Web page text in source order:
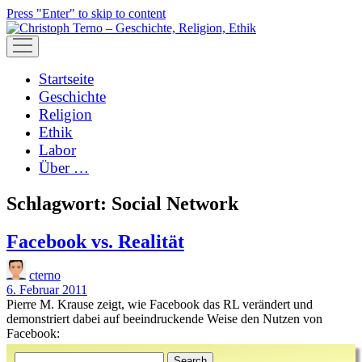
Press "Enter" to skip to content
open
menu
Startseite
Geschichte
Religion
Ethik
Labor
Über …
Schlagwort: Social Network
Facebook vs. Realität
cterno
6. Februar 2011
Pierre M. Krause zeigt, wie Facebook das RL verändert und
demonstriert dabei auf beeindruckende Weise den Nutzen von
Facebook:
Sidebar